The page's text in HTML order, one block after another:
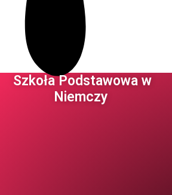
Szkoła Podstawowa w
Niemczy ​